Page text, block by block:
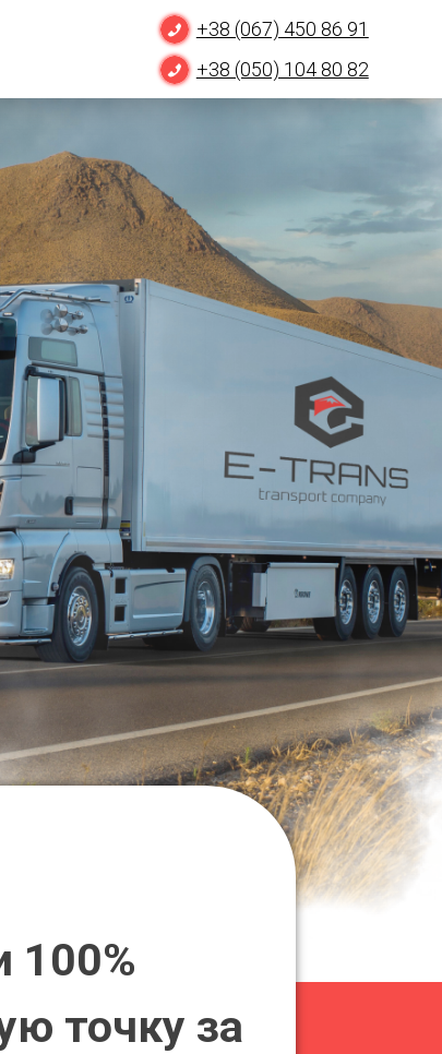
+38 (067) 450 86 91
+38 (050) 104 80 82
100%
точку за